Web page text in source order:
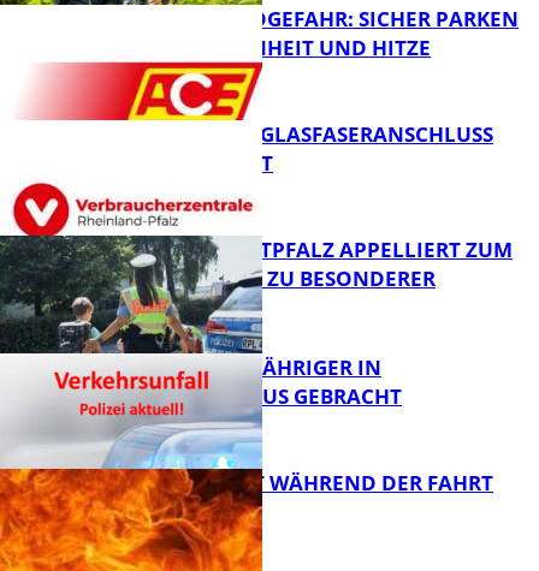
FB News
WALDBRANDGEFAHR: SICHER PARKEN
BEI TROCKENHEIT UND HITZE
FB News
WARUM EIN GLASFASERANSCHLUSS
SINNVOLL IST
POLIZEI WESTPFALZ APPELLIERT ZUM
SCHULSTART ZU BESONDERER
VORSICHT
FB News
UNFALL: 58-JÄHRIGER IN
KRANKENHAUS GEBRACHT
AUTO FÄNGT WÄHREND DER FAHRT
FEUER